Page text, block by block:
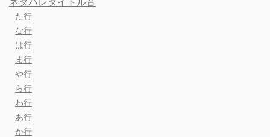
た行
な行
は行
ま行
や行
ら行
わ行
あ行
か行